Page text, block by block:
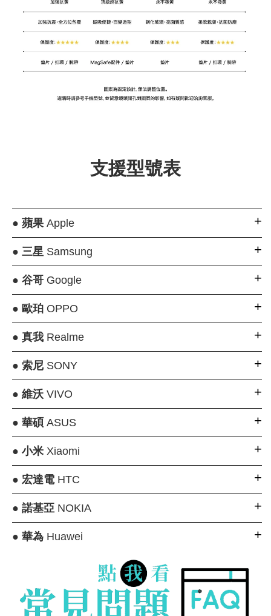
支援型號表
● 蘋果Apple
● 三星Samsung
● 谷哥Google
● 歐珀OPPO
● 真我Realme
● 索尼SONY
● 維沃VIVO
● 華碩 ASUS
● 小米Xiaomi
● 宏達電HTC
● 諾基亞NOKIA
● 華為Huawei